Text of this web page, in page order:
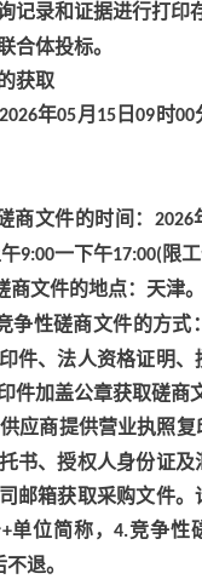
记录和证据进行打印
合体投标。
获取
2026年05月 15日09 时00
商文件的时间： 2026
午9:00一下午17:00( 限
商文件的地点：天津。
争性磋商文件的方式：
件、法人资格证明、
件加盖公章获取磋商
应商提供营业执照
书、授权人身份证及
邮箱获取采购文件。
+单位简称，4.竞争性
退。